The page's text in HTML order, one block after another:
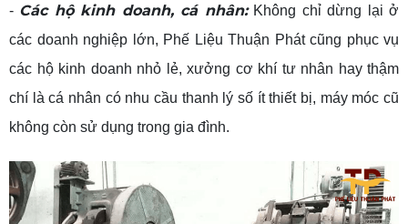
- Các hộ kinh doanh, cá nhân:Không chỉ dừng lại ở
các doanh nghiệp lớn, Phế Liệu Thuận Phát cũng phục vụ
các hộ kinh doanh nhỏ lẻ, xưởng cơ khí tư nhân hay thậm
chí là cá nhân có nhu cầu thanh lý số ít thiết bị, máy móc cũ
không còn sử dụng trong gia đình.